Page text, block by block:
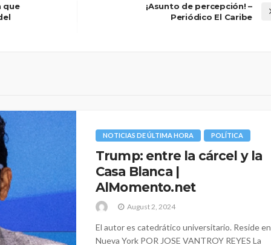
que
¡Asunto de percepción! –
Periódico El Caribe
NOTICIAS DE ÚLTIMA HORA POLÍTICA
Trump: entre la cárcel y la
Casa Blanca |
AlMomento.net
August 2, 2024
El autor es catedrático universitario. Reside en
Nueva York POR JOSE VANTROY REYES La